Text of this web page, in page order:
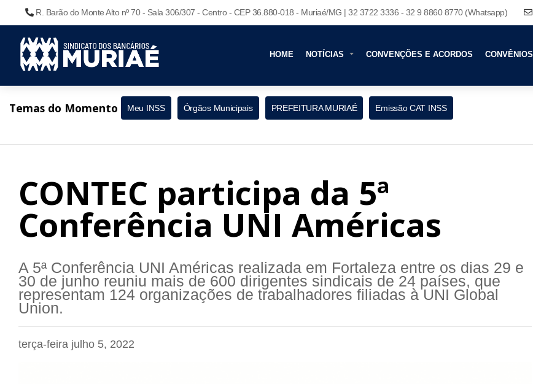
R. Barão do Monte Alto nº 70 - Sala 306/307 - Centro - CEP 36.880-018 - Muriaé/MG | 32 3722 3336 - 32 9 8860 8770 (Whatsapp)
HOME NOTÍCIAS CONVENÇÕES E ACORDOS CONVÊNIOS
Temas do Momento Meu INSS Órgãos Municipais PREFEITURA MURIAÉ Emissão CAT INSS
CONTEC participa da 5ª
Conferência UNI Américas
A 5ª Conferência UNI Américas realizada em Fortaleza entre os dias 29 e
30 de junho reuniu mais de 600 dirigentes sindicais de 24 países, que
representam 124 organizações de trabalhadores filiadas à UNI Global
Union.
terça-feira julho 5, 2022